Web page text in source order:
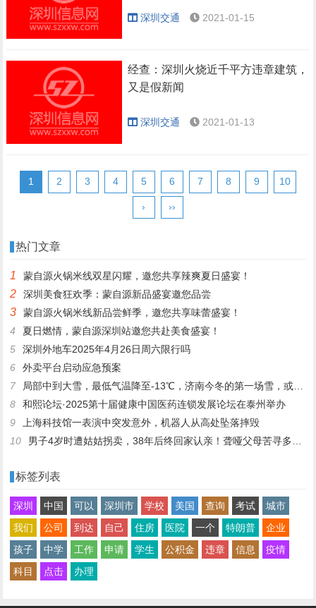
深圳交通 2021-01-15
经查：深圳火烧近千平方违章建筑，
又是假新闻
深圳交通 2021-01-13
1 2 3 4 5 6 7 8 9 10
› ››
热门文章
1 蒙自源火锅米线双星闪耀，邀您共享辣爽夏日盛宴！
2 深圳美食狂欢季：蒙自源新品盛宴邀您品尝
3
蒙自源火锅米线新品尝鲜季，邀您共享味蕾盛宴！
4
夏日燃情，蒙自源深圳站邀您共赴美食盛宴！
5
深圳外地车2025年4月26日周六限行吗
6
外卖平台启动应急预案
7
局部中到大雪，最低气温降至-13℃，济南今冬的第一场雪，或跟去年同一时间！
8
和熙论坛·2025第十届健康中国医药连锁发展论坛在泰州举办
9
上海科技馆一表演中突发意外，机器人从高处坠落摔毁
10
男子4岁时遭姑姑拐卖，38年后终回家认亲！聋哑父母苦寻多年，母亲已抱憾离世丨红星寻人
标签列表
深圳 中国 可以 深圳市 学校 美国 查询 考试
城市
我们
公司 到达 自己 住房 医院 一个 特朗普
企业
孩子
中学 工作 申请 学生 公积金 违章 信息
疫情
科目
点击 办理